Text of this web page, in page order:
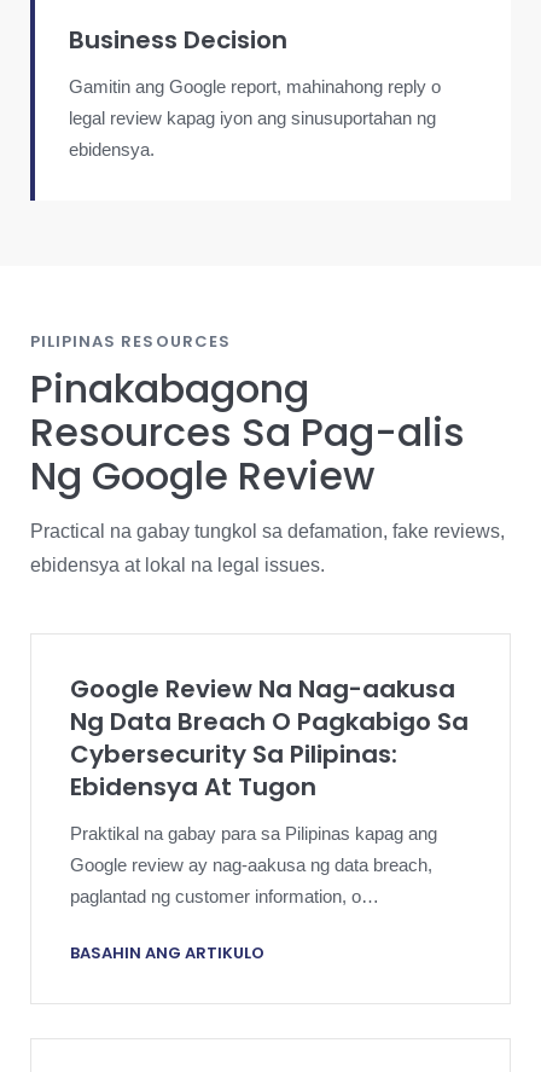
Business Decision
Gamitin ang Google report, mahinahong reply o
legal review kapag iyon ang sinusuportahan ng
ebidensya.
PILIPINAS RESOURCES
Pinakabagong
Resources Sa Pag-alis
Ng Google Review
Practical na gabay tungkol sa defamation, fake reviews,
ebidensya at lokal na legal issues.
Google Review Na Nag-aakusa
Ng Data Breach O Pagkabigo Sa
Cybersecurity Sa Pilipinas:
Ebidensya At Tugon
Praktikal na gabay para sa Pilipinas kapag ang
Google review ay nag-aakusa ng data breach,
paglantad ng customer information, o
BASAHIN ANG ARTIKULO